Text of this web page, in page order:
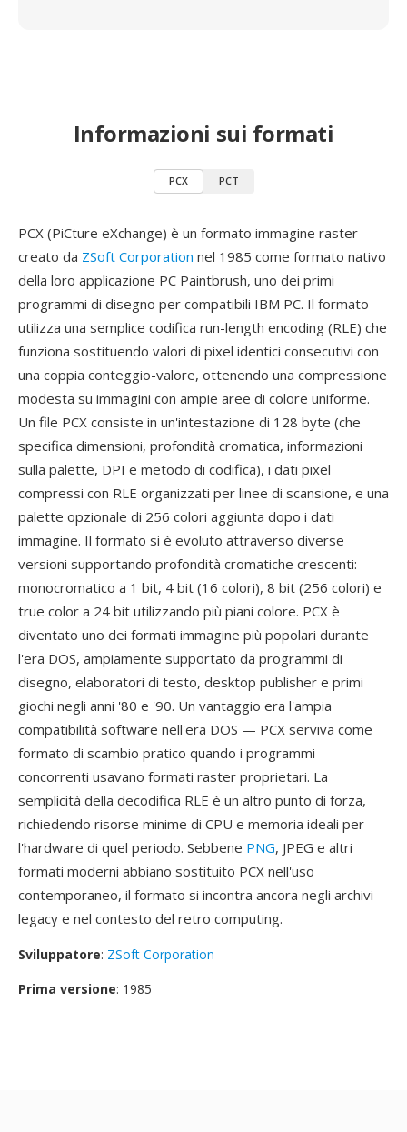
Informazioni sui formati
PCX PCT
PCX (PiCture eXchange) è un formato immagine raster
creato da ZSoft Corporation nel 1985 come formato nativo
della loro applicazione PC Paintbrush, uno dei primi
programmi di disegno per compatibili IBM PC. Il formato
utilizza una semplice codifica run-length encoding (RLE) che
funziona sostituendo valori di pixel identici consecutivi con
una coppia conteggio-valore, ottenendo una compressione
modesta su immagini con ampie aree di colore uniforme.
Un file PCX consiste in un'intestazione di 128 byte (che
specifica dimensioni, profondità cromatica, informazioni
sulla palette, DPI e metodo di codifica), i dati pixel
compressi con RLE organizzati per linee di scansione, e una
palette opzionale di 256 colori aggiunta dopo i dati
immagine. Il formato si è evoluto attraverso diverse
versioni supportando profondità cromatiche crescenti:
monocromatico a 1 bit, 4 bit (16 colori), 8 bit (256 colori) e
true color a 24 bit utilizzando più piani colore. PCX è
diventato uno dei formati immagine più popolari durante
l'era DOS, ampiamente supportato da programmi di
disegno, elaboratori di testo, desktop publisher e primi
giochi negli anni '80 e '90. Un vantaggio era l'ampia
compatibilità software nell'era DOS — PCX serviva come
formato di scambio pratico quando i programmi
concorrenti usavano formati raster proprietari. La
semplicità della decodifica RLE è un altro punto di forza,
richiedendo risorse minime di CPU e memoria ideali per
l'hardware di quel periodo. Sebbene PNG, JPEG e altri
formati moderni abbiano sostituito PCX nell'uso
contemporaneo, il formato si incontra ancora negli archivi
legacy e nel contesto del retro computing.
Sviluppatore: ZSoft Corporation
Prima versione: 1985